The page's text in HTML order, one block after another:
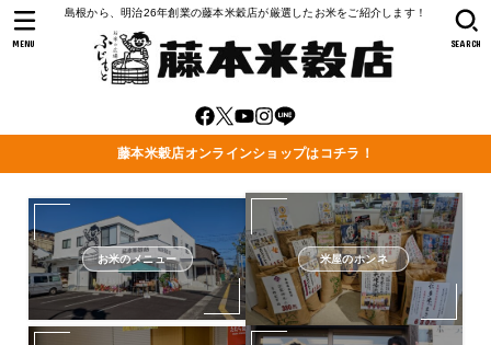
島根から、明治26年創業の藤本米穀店が厳選したお米をご紹介します！
SEARCH
MENU
藤本米穀店オンラインショップはコチラ！
お米のメニュー 米屋のホンネ